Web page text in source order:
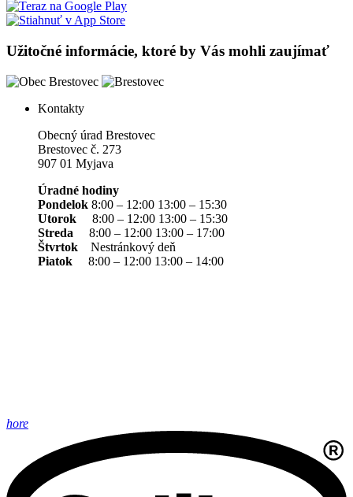
Užitočné informácie, ktoré by Vás mohli zaujímať
Kontakty
Obecný úrad Brestovec
Brestovec č. 273
907 01 Myjava
Úradné hodiny
Pondelok 8:00 – 12:00 13:00 – 15:30
Utorok 8:00 – 12:00 13:00 – 15:30
Streda 8:00 – 12:00 13:00 – 17:00
Štvrtok Nestránkový deň
Piatok 8:00 – 12:00 13:00 – 14:00
hore